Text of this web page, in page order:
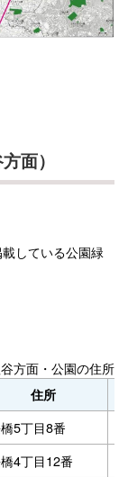
面）
している公園緑
方面・公園の住所
住所
5丁目8番
4丁目12番